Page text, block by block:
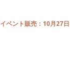
イベント販売：10月27